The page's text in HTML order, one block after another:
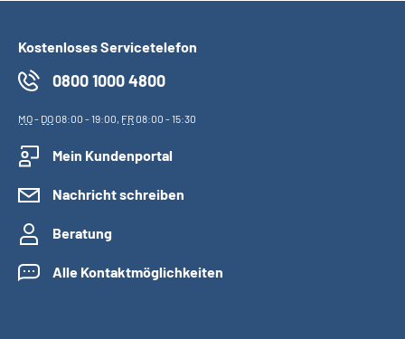
Kostenloses Servicetelefon
0800 1000 4800
MO- DO08:00 - 19:00, FR08:00 - 15:30
Mein Kundenportal
Nachricht schreiben
Beratung
Alle Kontaktmöglichkeiten